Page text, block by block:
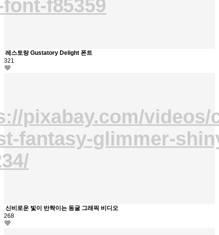
f85359
레스토랑 Gustatory Delight 폰트
321
pixabay.com/videos/
fantasy-glimmer-
신비로운 빛이 반짝이는 동굴 그래픽 비디오
268